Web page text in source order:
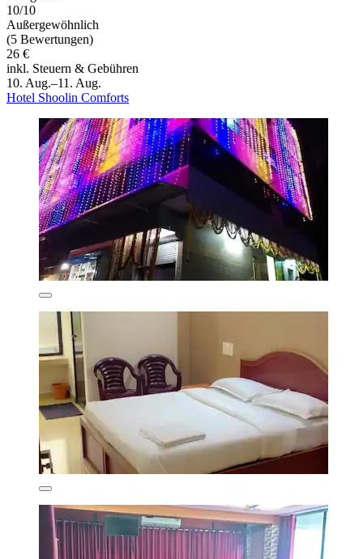
10/10
Außergewöhnlich
(5 Bewertungen)
26 €
inkl. Steuern & Gebühren
10. Aug.–11. Aug.
Hotel Shoolin Comforts